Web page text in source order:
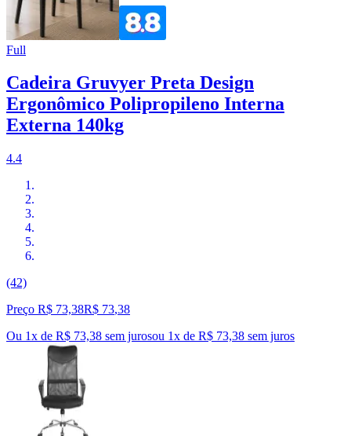
Full
Cadeira Gruvyer Preta Design
Ergonômico Polipropileno Interna
Externa 140kg
4.4
(42)
Preço R$ 73,38R$ 73,38
Ou 1x de R$ 73,38 sem jurosou 1x de R$ 73,38 sem juros